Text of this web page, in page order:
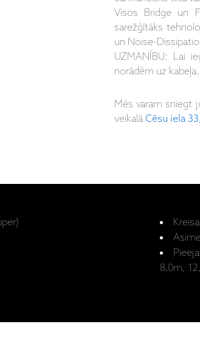
Visos Bridge un
sarežģītāks
un Noise-
UZMANĪBU: Lai
norādēm uz kabeļa.
Mēs varam sniegt
veikalāCēsu iela
8,0m,